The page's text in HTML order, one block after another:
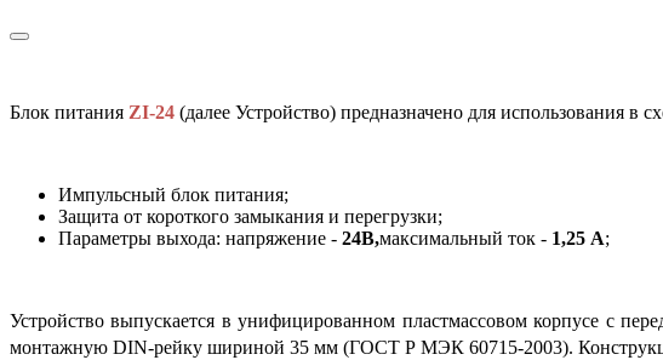
Блок питания ZI-24 (далее Устройство) предназначено для использования
Импульсный блок питания;
Защита от короткого замыкания и перегрузки;
Параметры выхода: напряжение - 24В,максимальный ток - 1,25 А;
Устройство выпускается в унифицированном пластмассовом корпусе с
монтажную DIN-рейку шириной 35 мм (ГОСТ Р МЭК 60715-2003).